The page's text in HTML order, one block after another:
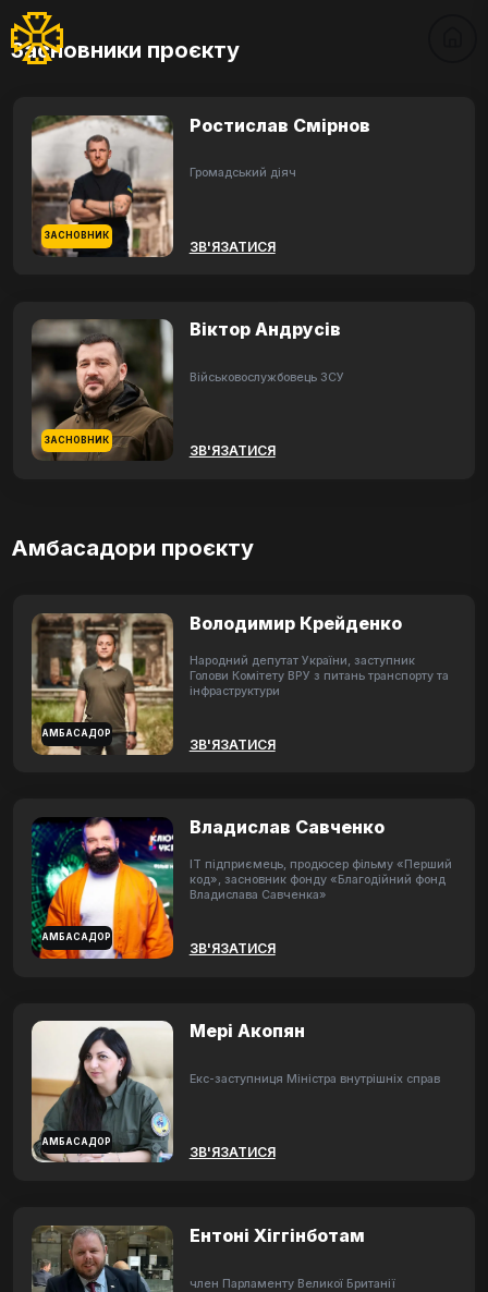
Засновники проєкту
ЗАСНОВНИК
Ростислав Смірнов
Громадський діяч
ЗВ'ЯЗАТИСЯ
ЗАСНОВНИК
Віктор Андрусів
Військовослужбовець ЗСУ
ЗВ'ЯЗАТИСЯ
Амбасадори проєкту
АМБАСАДОР
Володимир Крейденко
Народний депутат України, заступник
Голови Комітету ВРУ з питань транспорту та
інфраструктури
ЗВ'ЯЗАТИСЯ
АМБАСАДОР
Владислав Савченко
ІТ підприємець, продюсер фільму «Перший
код», засновник фонду «Благодійний фонд
Владислава Савченка»
ЗВ'ЯЗАТИСЯ
АМБАСАДОР
Мері Акопян
Екс-заступниця Міністра внутрішніх справ
ЗВ'ЯЗАТИСЯ
Ентоні Хіггінботам
член Парламенту Великої Британії